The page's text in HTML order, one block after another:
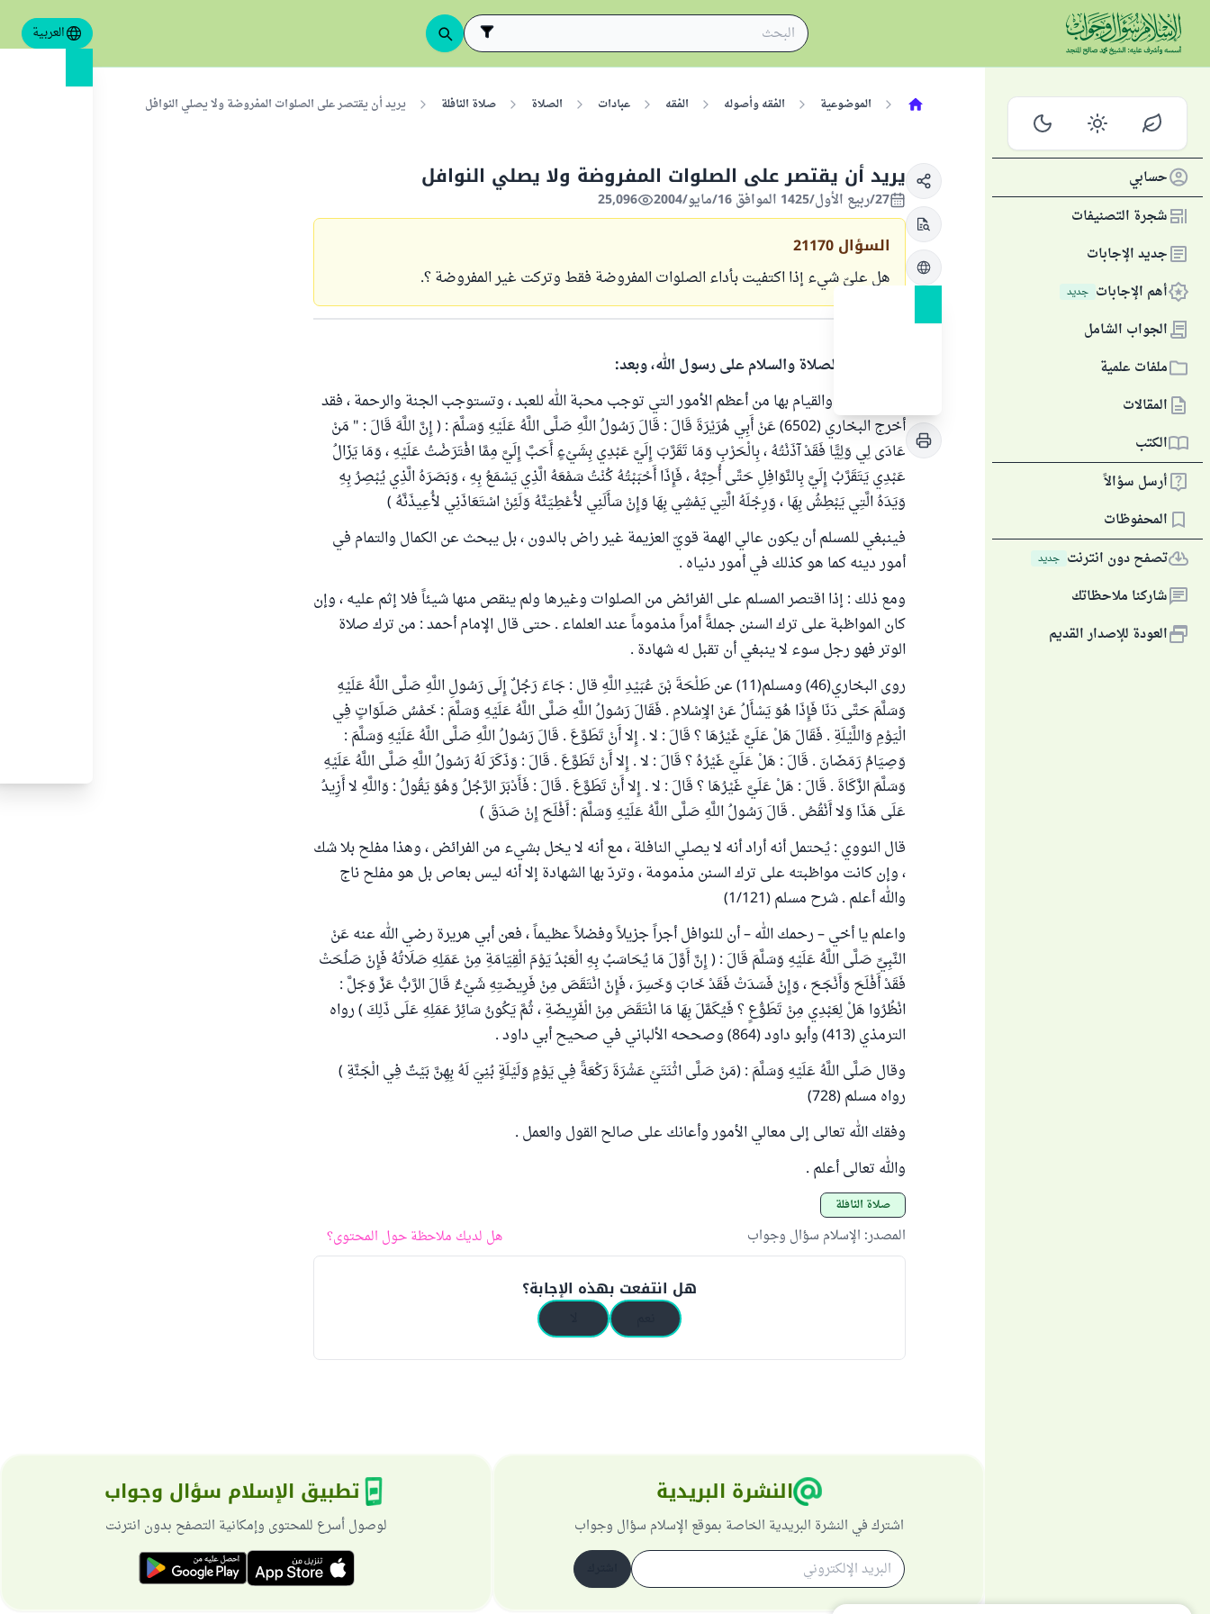
العربية
حسابي
شجرة التصنيفات
جديد الإجابات
أهم الإجابات جديد
الجواب الشامل
ملفات علمية
المقالات
الكتب
أرسل سؤالاً
المحفوظات
تصفح دون انترنت جديد
شاركنا ملاحظاتك
العودة للإصدار القديم
الموضوعية الفقه وأصوله الفقه عبادات الصلاة صلاة النافلة يريد أن يقتصر على الصلوات المفروضة ولا يصلي النوافل
يريد أن يقتصر على الصلوات المفروضة ولا يصلي النوافل
27/ربيع الأول/1425 الموافق 16/مايو/2004 25,096
السؤال 21170
هل عليّ شيء إذا اكتفيت بأداء الصلوات المفروضة فقط وتركت غير المفروضة ؟.
الحمد لله والصلاة والسلام على رسول الله، وبعد:
فعل النوافل والقيام بها من أعظم الأمور التي توجب محبة الله للعبد ، وتستوجب الجنة والرحمة ، فقد
أخرج البخاري (6502) عَنْ أَبِي هُرَيْرَةَ قَالَ : قَالَ رَسُولُ اللَّهِ صَلَّى اللَّهُ عَلَيْهِ وَسَلَّمَ : ( إِنَّ اللَّهَ قَالَ : " مَنْ
عَادَى لِي وَلِيًّا فَقَدْ آذَنْتُهُ ، بِالْحَرْبِ وَمَا تَقَرَّبَ إِلَيَّ عَبْدِي بِشَيْءٍ أَحَبَّ إِلَيَّ مِمَّا افْتَرَضْتُ عَلَيْهِ ، وَمَا يَزَالُ
عَبْدِي يَتَقَرَّبُ إِلَيَّ بِالنَّوَافِلِ حَتَّى أُحِبَّهُ ، فَإِذَا أَحْبَبْتُهُ كُنْتُ سَمْعَهُ الَّذِي يَسْمَعُ بِهِ ، وَبَصَرَهُ الَّذِي يُبْصِرُ بِهِ
وَيَدَهُ الَّتِي يَبْطِشُ بِهَا ، وَرِجْلَهُ الَّتِي يَمْشِي بِهَا وَإِنْ سَأَلَنِي لأُعْطِيَنَّهُ وَلَئِنْ اسْتَعَاذَنِي لأُعِيذَنَّهُ )
فينبغي للمسلم أن يكون عالي الهمة قويّ العزيمة غير راض بالدون ، بل يبحث عن الكمال والتمام في
أمور دينه كما هو كذلك في أمور دنياه .
ومع ذلك : إذا اقتصر المسلم على الفرائض من الصلوات وغيرها ولم ينقص منها شيئاً فلا إثم عليه ، وإن
كان المواظبة على ترك السنن جملةً أمراً مذموماً عند العلماء . حتى قال الإمام أحمد : من ترك صلاة
الوتر فهو رجل سوء لا ينبغي أن تقبل له شهادة .
روى البخاري(46) ومسلم(11) عن طَلْحَةَ بْنَ عُبَيْدِ اللَّهِ قال : جَاءَ رَجُلٌ إِلَى رَسُولِ اللَّهِ صَلَّى اللَّهُ عَلَيْهِ
وَسَلَّمَ حَتَّى دَنَا فَإِذَا هُوَ يَسْأَلُ عَنْ الإِسْلامِ . فَقَالَ رَسُولُ اللَّهِ صَلَّى اللَّهُ عَلَيْهِ وَسَلَّمَ : خَمْسُ صَلَوَاتٍ فِي
الْيَوْمِ وَاللَّيْلَةِ . فَقَالَ هَلْ عَلَيَّ غَيْرُهَا ؟ قَالَ : لا . إِلا أَنْ تَطَوَّعَ . قَالَ رَسُولُ اللَّهِ صَلَّى اللَّهُ عَلَيْهِ وَسَلَّمَ :
وَصِيَامُ رَمَضَانَ . قَالَ : هَلْ عَلَيَّ غَيْرُهُ ؟ قَالَ : لا . إِلا أَنْ تَطَوَّعَ . قَالَ : وَذَكَرَ لَهُ رَسُولُ اللَّهِ صَلَّى اللَّهُ عَلَيْهِ
وَسَلَّمَ الزَّكَاةَ . قَالَ : هَلْ عَلَيَّ غَيْرُهَا ؟ قَالَ : لا . إِلا أَنْ تَطَوَّعَ . قَالَ : فَأَدْبَرَ الرَّجُلُ وَهُوَ يَقُولُ : وَاللَّهِ لا أَزِيدُ
عَلَى هَذَا وَلا أَنْقُصُ . قَالَ رَسُولُ اللَّهِ صَلَّى اللَّهُ عَلَيْهِ وَسَلَّمَ : أَفْلَحَ إِنْ صَدَقَ )
قال النووي : يُحتمل أنه أراد أنه لا يصلي النافلة ، مع أنه لا يخل بشيء من الفرائض ، وهذا مفلح بلا شك
، وإن كانت مواظبته على ترك السنن مذمومة ، وتردّ بها الشهادة إلا أنه ليس بعاص بل هو مفلح ناج
والله أعلم . شرح مسلم (1/121)
واعلم يا أخي – رحمك الله – أن للنوافل أجراً جزيلاً وفضلاً عظيماً ، فعن أبي هريرة رضي الله عنه عَنْ
النَّبِيِّ صَلَّى اللَّهُ عَلَيْهِ وَسَلَّمَ قَالَ : ( إِنَّ أَوَّلَ مَا يُحَاسَبُ بِهِ الْعَبْدُ يَوْمَ الْقِيَامَةِ مِنْ عَمَلِهِ صَلَاتُهُ فَإِنْ صَلُحَتْ
فَقَدْ أَفْلَحَ وَأَنْجَحَ ، وَإِنْ فَسَدَتْ فَقَدْ خَابَ وَخَسِرَ ، فَإِنْ انْتَقَصَ مِنْ فَرِيضَتِهِ شَيْءٌ قَالَ الرَّبُّ عَزَّ وَجَلَّ :
انْظُرُوا هَلْ لِعَبْدِي مِنْ تَطَوُّعٍ ؟ فَيُكَمَّلَ بِهَا مَا انْتَقَصَ مِنْ الْفَرِيضَةِ ، ثُمَّ يَكُونُ سَائِرُ عَمَلِهِ عَلَى ذَلِكَ ) رواه
الترمذي (413) وأبو داود (864) وصححه الألباني في صحيح أبي داود .
وقال صَلَّى اللَّهُ عَلَيْهِ وَسَلَّمَ : (مَنْ صَلَّى اثْنَتَيْ عَشْرَةَ رَكْعَةً فِي يَوْمٍ وَلَيْلَةٍ بُنِيَ لَهُ بِهِنَّ بَيْتٌ فِي الْجَنَّةِ )
رواه مسلم (728)
وفقك الله تعالى إلى معالي الأمور وأعانك على صالح القول والعمل .
والله تعالى أعلم .
صلاة النافلة
المصدر: الإسلام سؤال وجواب هل لديك ملاحظة حول المحتوى؟
هل انتفعت بهذه الإجابة؟
النشرة البريدية
اشترك في النشرة البريدية الخاصة بموقع الإسلام سؤال وجواب
تطبيق الإسلام سؤال وجواب
لوصول أسرع للمحتوى وإمكانية التصفح بدون انترنت